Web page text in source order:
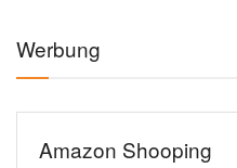
Werbung
Amazon Shooping